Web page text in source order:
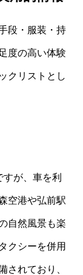
段・服装・持
度の高い体験
クリストとし
が、車を利
空港や弘前駅
自然風景も楽
クシーを併用
されており、